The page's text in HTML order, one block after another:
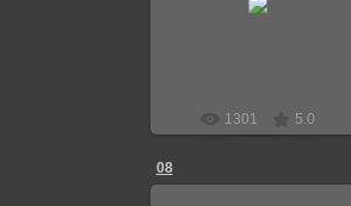
1301 5.0
08